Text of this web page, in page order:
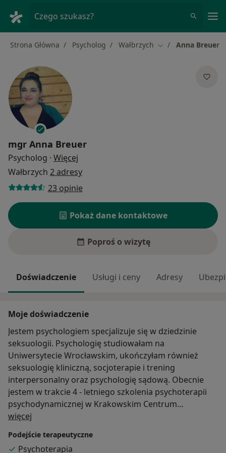
Czego szukasz?
Strona Główna Psycholog Wałbrzych Zmień miasto
Anna Breuer
mgr Anna Breuer
Psycholog · Więcej
Wałbrzych 2 adresy
23 opinie
Pokaż dane kontaktowe
Poproś o wizytę
Doświadczenie Usługi i ceny Adresy
Moje doświadczenie
Jestem psychologiem specjalizuje się w dziedzinie
seksuologii. Psychologię studiowałam na
Uniwersytecie Wrocławskim, ukończyłam również
seksuologię kliniczną, socjoterapie i trening
interpersonalny oraz psychologię sądową. Obecnie
jestem w trakcie 4 - letniego szkolenia psychoterapii
psychodynamicznej w Krakowskim Centrum
Psychodynamicznym. Cały czas podnoszę swoje
kwalifikacje biorąc udział w kursach i konferencjach.
Pracuje w Wojewódzkim Centrum Psychiatrii
więcej
Podejście terapeutyczne
Psychoterapia